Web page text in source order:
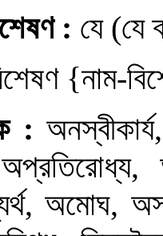
: যে(যে
{নাম-
:
অমোঘ,